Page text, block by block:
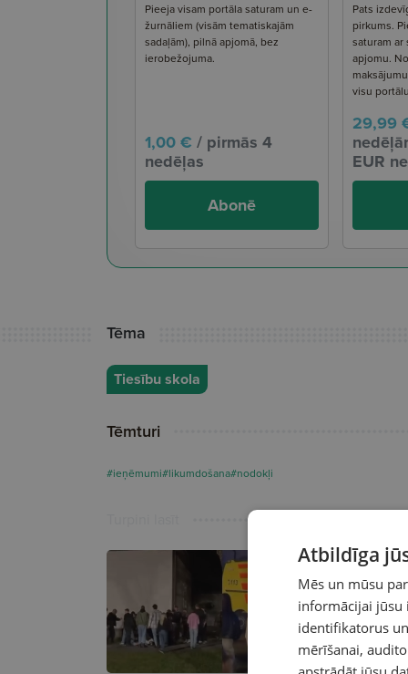
Pieeja visam portāla saturam un e-
žurnāliem (visām tematiskajām
sadaļām), pilnā apjomā, bez
ierobežojuma.
1,00 € / pirmās 4
nedēļas
Abonē
Pats
pirkums.
saturam ar
apjomu.
visu
29,99
EUR
Tēma
Tiesību skola
Tēmturi
#ieņēmumi#likumdošana#nodokļi
Atbildīga
Mēs un mūsu
informācijai jūsu
identifikatorus
mērīšanai,